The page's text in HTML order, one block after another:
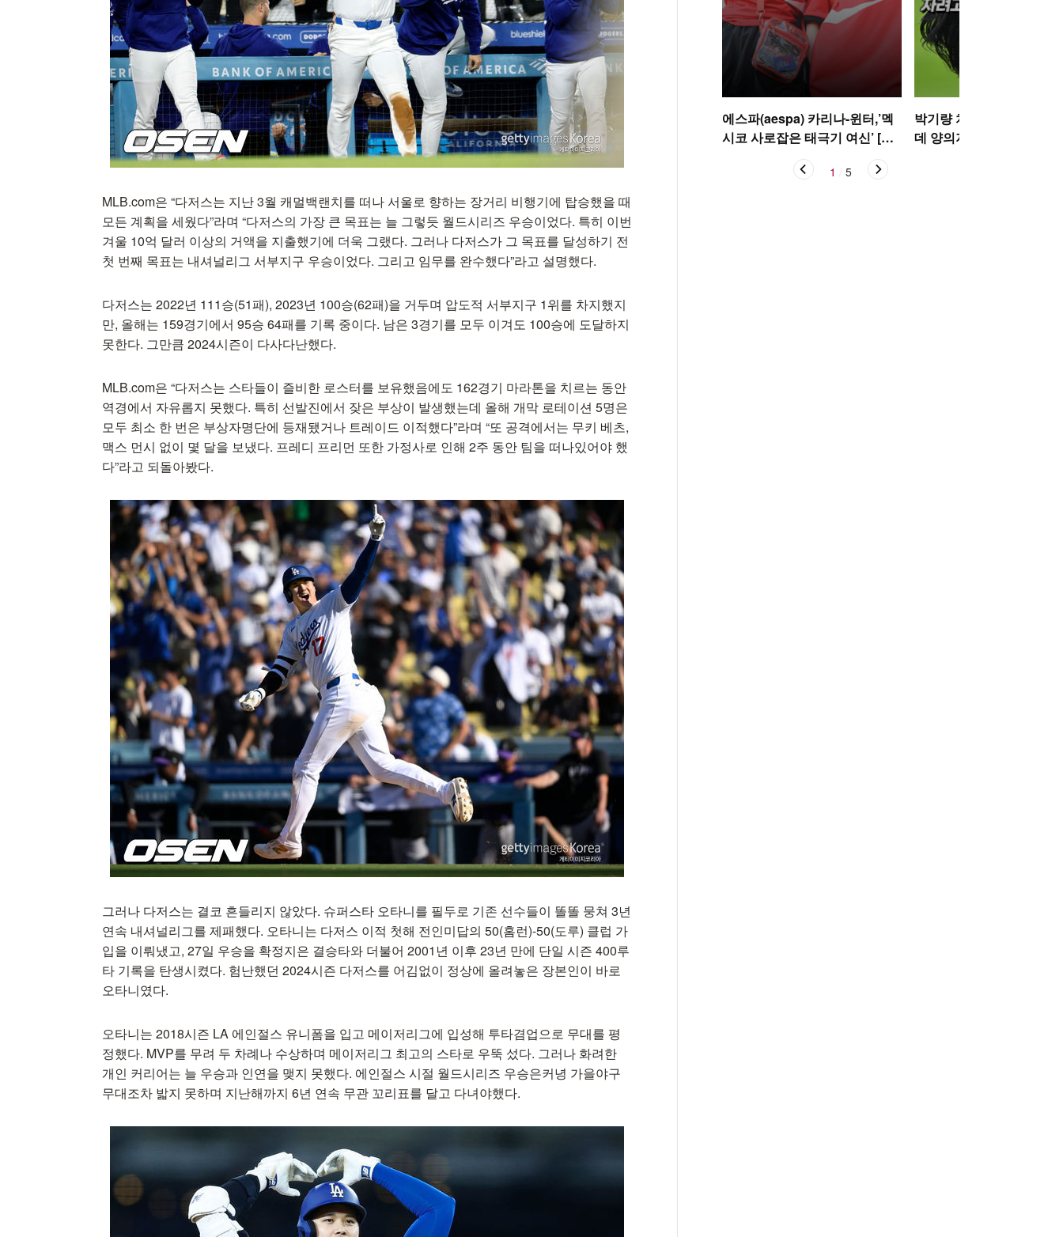
MLB.com은 “다저스는 지난 3월 캐멀백랜치를 떠나 서울로 향하는 장거리 비행기에 탑승했을 때
모든 계획을 세웠다”라며 “다저스의 가장 큰 목표는 늘 그렇듯 월드시리즈 우승이었다. 특히 이번
겨울 10억 달러 이상의 거액을 지출했기에 더욱 그랬다. 그러나 다저스가 그 목표를 달성하기 전
첫 번째 목표는 내셔널리그 서부지구 우승이었다. 그리고 임무를 완수했다”라고 설명했다.
다저스는 2022년 111승(51패), 2023년 100승(62패)을 거두며 압도적 서부지구 1위를 차지했지
만, 올해는 159경기에서 95승 64패를 기록 중이다. 남은 3경기를 모두 이겨도 100승에 도달하지
못한다. 그만큼 2024시즌이 다사다난했다.
MLB.com은 “다저스는 스타들이 즐비한 로스터를 보유했음에도 162경기 마라톤을 치르는 동안
역경에서 자유롭지 못했다. 특히 선발진에서 잦은 부상이 발생했는데 올해 개막 로테이션 5명은
모두 최소 한 번은 부상자명단에 등재됐거나 트레이드 이적했다”라며 “또 공격에서는 무키 베츠,
맥스 먼시 없이 몇 달을 보냈다. 프레디 프리먼 또한 가정사로 인해 2주 동안 팀을 떠나있어야 했
다”라고 되돌아봤다.
그러나 다저스는 결코 흔들리지 않았다. 슈퍼스타 오타니를 필두로 기존 선수들이 똘똘 뭉쳐 3년
연속 내셔널리그를 제패했다. 오타니는 다저스 이적 첫해 전인미답의 50(홈런)-50(도루) 클럽 가
입을 이뤄냈고, 27일 우승을 확정지은 결승타와 더불어 2001년 이후 23년 만에 단일 시즌 400루
타 기록을 탄생시켰다. 험난했던 2024시즌 다저스를 어김없이 정상에 올려놓은 장본인이 바로
오타니였다.
오타니는 2018시즌 LA 에인절스 유니폼을 입고 메이저리그에 입성해 투타겸업으로 무대를 평
정했다. MVP를 무려 두 차례나 수상하며 메이저리그 최고의 스타로 우뚝 섰다. 그러나 화려한
개인 커리어는 늘 우승과 인연을 맺지 못했다. 에인절스 시절 월드시리즈 우승은커녕 가을야구
무대조차 밟지 못하며 지난해까지 6년 연속 무관 꼬리표를 달고 다녀야했다.
에스파(aespa) 카리나-윈터,’멕
시코 사로잡은 태극기 여신’ [O!
박기량 치어리더, 자려고
데 양의지 [O! SPORTS
1 5